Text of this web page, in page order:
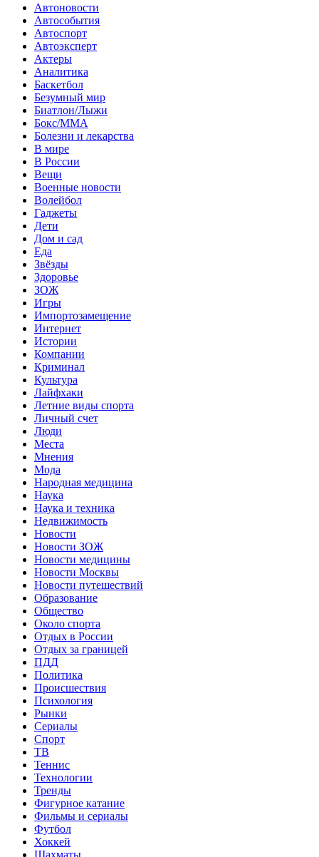
Автоновости
Автособытия
Автоспорт
Автоэксперт
Актеры
Аналитика
Баскетбол
Безумный мир
Биатлон/Лыжи
Бокс/MMA
Болезни и лекарства
В мире
В России
Вещи
Военные новости
Волейбол
Гаджеты
Дети
Дом и сад
Еда
Звёзды
Здоровье
ЗОЖ
Игры
Импортозамещение
Интернет
Истории
Компании
Криминал
Культура
Лайфхаки
Летние виды спорта
Личный счет
Люди
Места
Мнения
Мода
Народная медицина
Наука
Наука и техника
Недвижимость
Новости
Новости ЗОЖ
Новости медицины
Новости Москвы
Новости путешествий
Образование
Общество
Около спорта
Отдых в России
Отдых за границей
ПДД
Политика
Происшествия
Психология
Рынки
Сериалы
Спорт
ТВ
Теннис
Технологии
Тренды
Фигурное катание
Фильмы и сериалы
Футбол
Хоккей
Шахматы